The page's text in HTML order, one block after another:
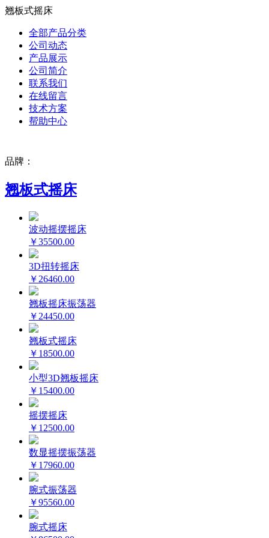
翘板式摇床
全部产品分类
公司动态
产品展示
公司简介
联系我们
在线留言
技术方案
帮助中心
品牌：
翘板式摇床
波动摇摆摇床
￥35500.00
3D扭转摇床
￥26460.00
翘板摇床振荡器
￥24450.00
翘板式摇床
￥18500.00
小型3D翘板摇床
￥15400.00
摇摆摇床
￥12500.00
数显摇摆振荡器
￥17960.00
腕式振荡器
￥95560.00
腕式摇床